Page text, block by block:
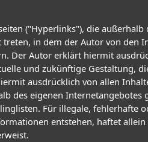
("Hyperlinks"), die
in dem der Autor von
Der Autor erklärt hiermit
und zukünftige Gestaltung,
ausdrücklich von allen
des eigenen
Für illegale, fehlerhafte
entstehen, haftet